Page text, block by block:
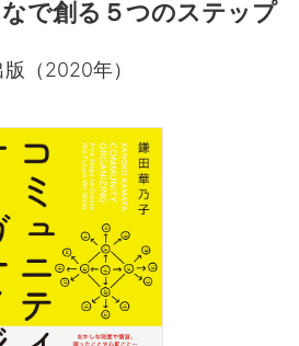
で創る５つのステップ
（2020年）